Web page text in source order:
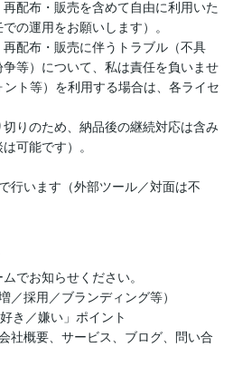
配布・販売を含めて自由に利用いた
の運用をお願いします）。
配布・販売に伴うトラブル（不具
等）について、私は責任を負いませ
ト等）を利用する場合は、各ライセ
りのため、納品後の継続対応は含み
可能です）。
行います（外部ツール／対面は不
でお知らせください。
／採用／ブランディング等）
き／嫌い」ポイント
社概要、サービス、ブログ、問い合